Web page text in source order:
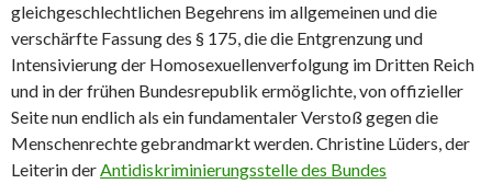
gleichgeschlechtlichen Begehrens im allgemeinen und die
verschärfte Fassung des § 175, die die Entgrenzung und
Intensivierung der Homosexuellenverfolgung im Dritten Reich
und in der frühen Bundesrepublik ermöglichte, von offizieller
Seite nun endlich als ein fundamentaler Verstoß gegen die
Menschenrechte gebrandmarkt werden. Christine Lüders, der
Leiterin derAntidiskriminierungsstelle des Bundes